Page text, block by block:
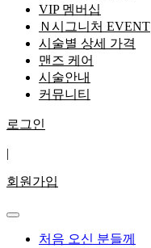
VIP 멤버십
Ｎ 시그니처 EVENT
시술별 상세 가격
맨즈 케어
시술안내
커뮤니티
로그인
|
회원가입
처음 오신 분들께